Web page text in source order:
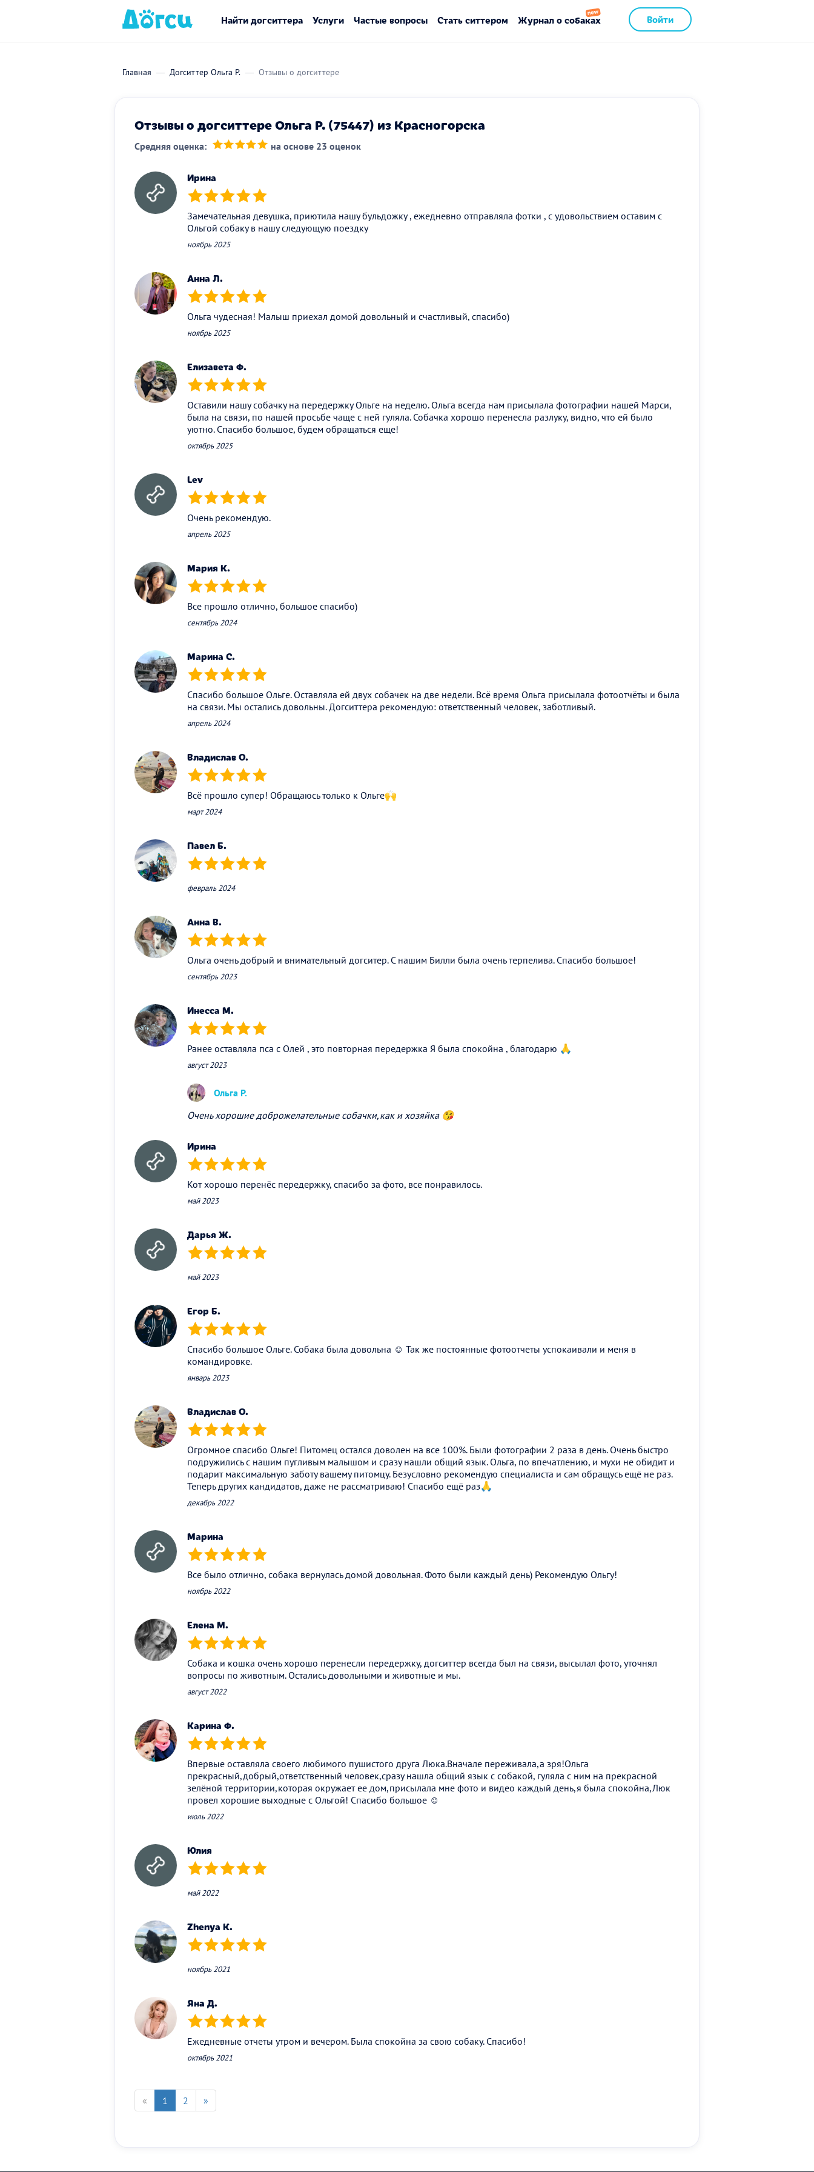
Войти
Найти догситтера Услуги Частые вопросы Стать ситтером Журнал о собаках
Главная Догситтер Ольга Р. Отзывы о догситтере
Отзывы о догситтере Ольга Р. (75447) из Красногорска
Средняя оценка: на основе 23 оценок
Ирина
(*) (*) (*) (*) (*)
Замечательная девушка, приютила нашу бульдожку , ежедневно отправляла фотки , с удовольствием оставим с
Ольгой собаку в нашу следующую поездку
ноябрь 2025
Анна Л.
(*) (*) (*) (*) (*)
Ольга чудесная! Малыш приехал домой довольный и счастливый, спасибо)
ноябрь 2025
Елизавета Ф.
(*) (*) (*) (*) (*)
Оставили нашу собачку на передержку Ольге на неделю. Ольга всегда нам присылала фотографии нашей Марси,
была на связи, по нашей просьбе чаще с ней гуляла. Собачка хорошо перенесла разлуку, видно, что ей было
уютно. Спасибо большое, будем обращаться еще!
октябрь 2025
Lev
(*) (*) (*) (*) (*)
Очень рекомендую.
апрель 2025
Мария К.
(*) (*) (*) (*) (*)
Все прошло отлично, большое спасибо)
сентябрь 2024
Марина С.
(*) (*) (*) (*) (*)
Спасибо большое Ольге. Оставляла ей двух собачек на две недели. Всё время Ольга присылала фотоотчёты и была
на связи. Мы остались довольны. Догситтера рекомендую: ответственный человек, заботливый.
апрель 2024
Владислав О.
(*) (*) (*) (*) (*)
Всё прошло супер! Обращаюсь только к Ольге🙌
март 2024
Павел Б.
(*) (*) (*) (*) (*)
февраль 2024
Анна В.
(*) (*) (*) (*) (*)
Ольга очень добрый и внимательный догситер. С нашим Билли была очень терпелива. Спасибо большое!
сентябрь 2023
Инесса М.
(*) (*) (*) (*) (*)
Ранее оставляла пса с Олей , это повторная передержка Я была спокойна , благодарю 🙏
август 2023
Ольга Р.
Очень хорошие доброжелательные собачки,как и хозяйка 😘
Ирина
(*) (*) (*) (*) (*)
Кот хорошо перенёс передержку, спасибо за фото, все понравилось.
май 2023
Дарья Ж.
(*) (*) (*) (*) (*)
май 2023
Егор Б.
(*) (*) (*) (*) (*)
Спасибо большое Ольге. Собака была довольна ☺️ Так же постоянные фотоотчеты успокаивали и меня в
командировке.
январь 2023
Владислав О.
(*) (*) (*) (*) (*)
Огромное спасибо Ольге! Питомец остался доволен на все 100%. Были фотографии 2 раза в день. Очень быстро
подружились с нашим пугливым малышом и сразу нашли общий язык. Ольга, по впечатлению, и мухи не обидит и
подарит максимальную заботу вашему питомцу. Безусловно рекомендую специалиста и сам обращусь ещё не раз.
Теперь других кандидатов, даже не рассматриваю! Спасибо ещё раз🙏
декабрь 2022
Марина
(*) (*) (*) (*) (*)
Все было отлично, собака вернулась домой довольная. Фото были каждый день) Рекомендую Ольгу!
ноябрь 2022
Елена М.
(*) (*) (*) (*) (*)
Собака и кошка очень хорошо перенесли передержку, догситтер всегда был на связи, высылал фото, уточнял
вопросы по животным. Остались довольными и животные и мы.
август 2022
Карина Ф.
(*) (*) (*) (*) (*)
Впервые оставляла своего любимого пушистого друга Люка.Вначале переживала,а зря!Ольга
прекрасный,добрый,ответственный человек,сразу нашла общий язык с собакой, гуляла с ним на прекрасной
зелёной территории,которая окружает ее дом,присылала мне фото и видео каждый день,я была спокойна,Люк
провел хорошие выходные с Ольгой! Спасибо большое ☺️
июль 2022
Юлия
(*) (*) (*) (*) (*)
май 2022
Zhenya К.
(*) (*) (*) (*) (*)
ноябрь 2021
Яна Д.
(*) (*) (*) (*) (*)
Ежедневные отчеты утром и вечером. Была спокойна за свою собаку. Спасибо!
октябрь 2021
« 1 2 »